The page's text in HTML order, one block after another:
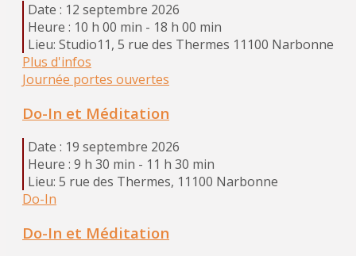
Date : 12 septembre 2026
Heure : 10 h 00 min - 18 h 00 min
Lieu: Studio11, 5 rue des Thermes 11100 Narbonne
Plus d'infos
Journée portes ouvertes
Do-In et Méditation
Date : 19 septembre 2026
Heure : 9 h 30 min - 11 h 30 min
Lieu: 5 rue des Thermes, 11100 Narbonne
Do-In
Do-In et Méditation